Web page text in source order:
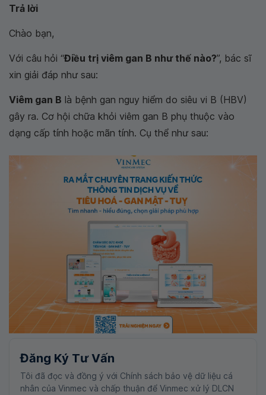
Trả lời
Chào bạn,
Với câu hỏi “Điều trị viêm gan B như thế nào?”, bác sĩ
xin giải đáp như sau:
Viêm gan B là bệnh gan nguy hiểm do siêu vi B (HBV)
gây ra. Cơ hội chữa khỏi viêm gan B phụ thuộc vào
dạng cấp tính hoặc mãn tính. Cụ thể như sau:
Đăng Ký Tư Vấn
Tôi đã đọc và đồng ý với Chính sách bảo vệ dữ liệu cá
nhân của Vinmec và chấp thuận để Vinmec xử lý DLCN